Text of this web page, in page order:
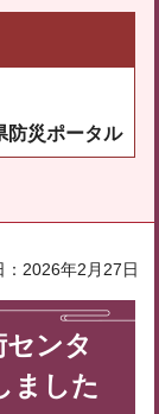
防災ポータル
：2026年2月27日
ンタ
ました